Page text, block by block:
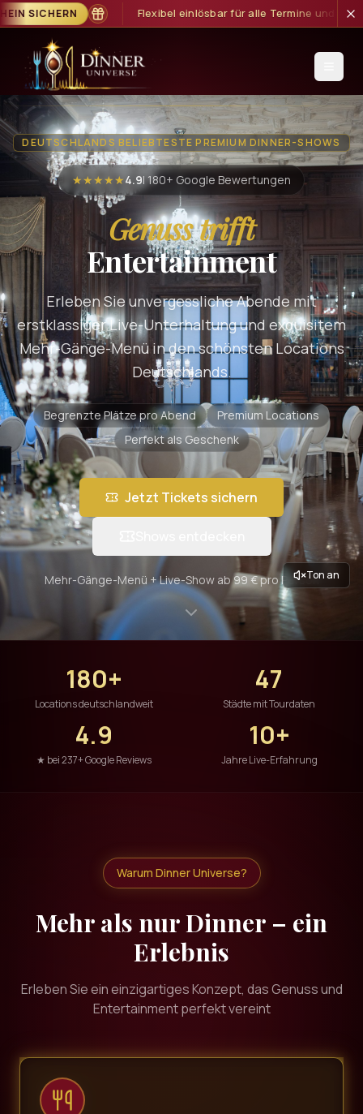
für alle Termine und Show-Formate GUTSCHEIN SICHERN
Ton an
DEUTSCHLANDS BELIEBTESTE PREMIUM DINNER-SHOWS
★★★★★4.9| 180+ Google Bewertungen
Genuss trifft
Entertainment
Erleben Sie unvergessliche Abende mit
erstklassiger Live-Unterhaltung und exquisitem
Mehr-Gänge-Menü in den schönsten Locations
Deutschlands.
Begrenzte Plätze pro Abend
Premium Locations
Perfekt als Geschenk
Jetzt Tickets sichern
Mehr-Gänge-Menü + Live-Show ab 99 € pro Person
180+
Locations deutschlandweit
47
Städte mit Tourdaten
4.9
★ bei 237+ Google Reviews
10+
Jahre Live-Erfahrung
Warum Dinner Universe?
Mehr als nur Dinner – ein
Erlebnis
Erleben Sie ein einzigartiges Konzept, das Genuss und
Entertainment perfekt vereint